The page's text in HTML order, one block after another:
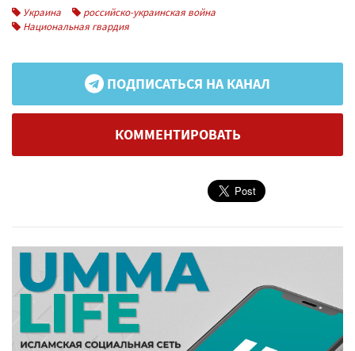
Украина
российско-украинская война
Национальная гвардия
ПОДПИСАТЬСЯ НА КАНАЛ
КОММЕНТИРОВАТЬ